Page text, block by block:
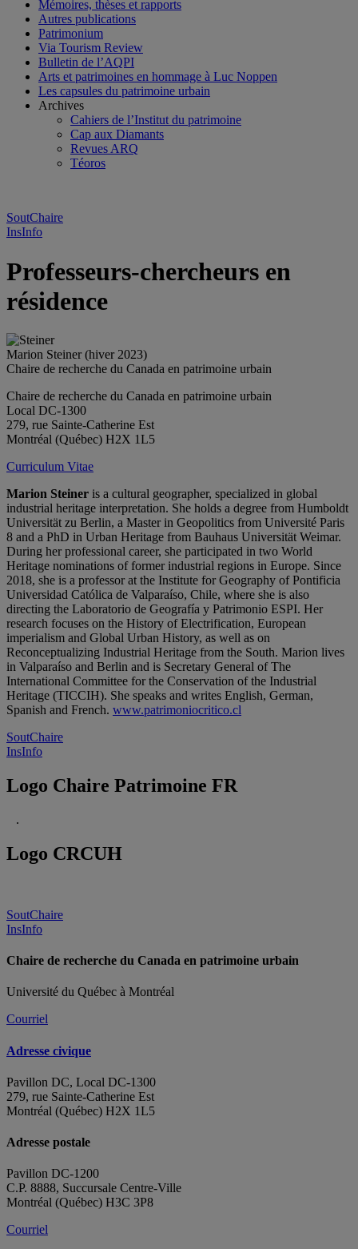
Mémoires, thèses et rapports
Autres publications
Patrimonium
Via Tourism Review
Bulletin de l’AQPI
Arts et patrimoines en hommage à Luc Noppen
Les capsules du patrimoine urbain
Archives
Cahiers de l’Institut du patrimoine
Cap aux Diamants
Revues ARQ
Téoros
SoutChaire
InsInfo
Professeurs-chercheurs en
résidence
Marion Steiner (hiver 2023)
Chaire de recherche du Canada en patrimoine urbain
Chaire de recherche du Canada en patrimoine urbain
Local DC-1300
279, rue Sainte-Catherine Est
Montréal (Québec) H2X 1L5
Curriculum Vitae
Marion Steiner is a cultural geographer, specialized in global
industrial heritage interpretation. She holds a degree from Humboldt
Universität zu Berlin, a Master in Geopolitics from Université Paris
8 and a PhD in Urban Heritage from Bauhaus Universität Weimar.
During her professional career, she participated in two World
Heritage nominations of former industrial regions in Europe. Since
2018, she is a professor at the Institute for Geography of Pontificia
Universidad Católica de Valparaíso, Chile, where she is also
directing the Laboratorio de Geografía y Patrimonio ESPI. Her
research focuses on the History of Electrification, European
imperialism and Global Urban History, as well as on
Reconceptualizing Industrial Heritage from the South. Marion lives
in Valparaíso and Berlin and is Secretary General of The
International Committee for the Conservation of the Industrial
Heritage (TICCIH). She speaks and writes English, German,
Spanish and French. www.patrimoniocritico.cl
SoutChaire
InsInfo
Logo Chaire Patrimoine FR
.
Logo CRCUH
SoutChaire
InsInfo
Chaire de recherche du Canada en patrimoine urbain
Université du Québec à Montréal
Courriel
Adresse civique
Pavillon DC, Local DC-1300
279, rue Sainte-Catherine Est
Montréal (Québec) H2X 1L5
Adresse postale
Pavillon DC-1200
C.P. 8888, Succursale Centre-Ville
Montréal (Québec) H3C 3P8
Courriel